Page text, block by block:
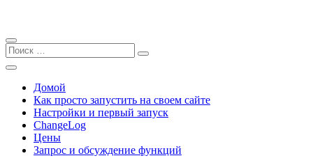
Закрыть
Поиск
Найти:
Поиск
Перейти
содержимому
Меню
Домой
Как просто запустить на своем сайте
Настройки и первый запуск
ChangeLog
Цены
Запрос и обсуждение функций